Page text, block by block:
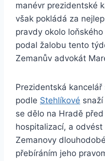
manévr prezidentské
však pokládá za
pravdy okolo
podal žalobu tento
Zemanův advokát
Prezidentská kancelář
podle Stehlíkové
se dělo na Hradě
hospitalizací, a
Zemanovy
přebíráním jeho